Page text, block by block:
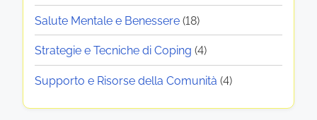
Salute Mentale e Benessere (18)
Strategie e Tecniche di Coping (4)
Supporto e Risorse della Comunità (4)